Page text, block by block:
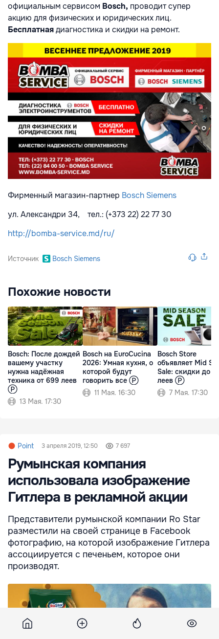
официальным сервисом Bosch, проводит супер
акцию для физических и юридических лиц.
Бесплатнаядиагностика и скидки на ремонт.
Фирменный магазин-партнер Bosch Siemens
ул. Александри 34, тел.: (+373 22) 22 77 30
http://bomba-service.md/ru/
Источник Bosch Siemens
Похожие новости
Bosch: После дождей
вашему участку
нужна надёжная
техника от 699 леев
Ⓟ
13 Мая. 17:30
Bosch на EuroCucina
2026: Умная кухня, о
которой будут
говорить все Ⓟ
11 Мая. 16:30
Bosch Store
объявляет Mid
Sale: скидки до
леев Ⓟ
7 Мая. 17:30
Point 3 апреля 2019, 12:50 7 697
Румынская компания
использовала изображение
Гитлера в рекламной акции
Представители румынской компании Ro Star
разместили на своей странице в Facebook
фотографию, на которой изображение Гитлера
ассоциируется с печеньем, которое они
производят.